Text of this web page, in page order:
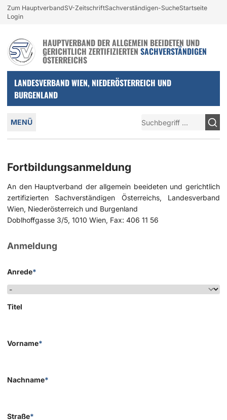
Zur Navigation springen
Zum Inhalt springen
Login und nützliche Links
Zum HauptverbandSV-ZeitschriftSachverständigen-SucheStartseite
Login
HAUPTVERBAND DER ALLGEMEIN BEEIDETEN UND
GERICHTLICH ZERTIFIZIERTEN SACHVERSTÄNDIGEN
ÖSTERREICHS
LANDESVERBAND WIEN, NIEDERÖSTERREICH UND
BURGENLAND
Hauptmenü
MENÜ
Fortbildungsanmeldung
An den Hauptverband der allgemein beeideten und gerichtlich
zertifizierten Sachverständigen Österreichs, Landesverband
Wien, Niederösterreich und Burgenland
Doblhoffgasse 3/5, 1010 Wien, Fax: 406 11 56
Anmeldung
Anrede*
Titel
Vorname*
Nachname*
Straße*